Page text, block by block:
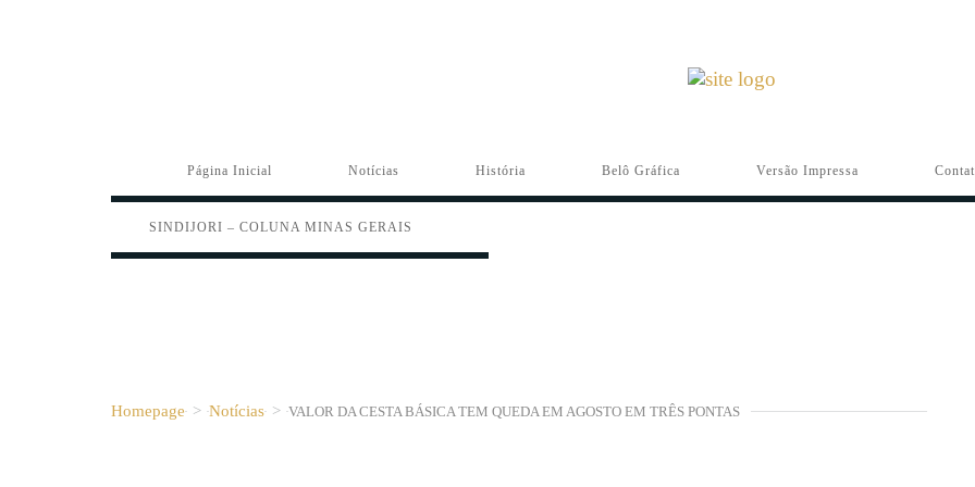
Página Inicial Notícias História Belô Gráfica Versão Impressa
SINDIJORI – COLUNA MINAS GERAIS
Homepage > Notícias > VALOR DA CESTA BÁSICA TEM QUEDA EM AGOSTO EM TRÊS PONTAS